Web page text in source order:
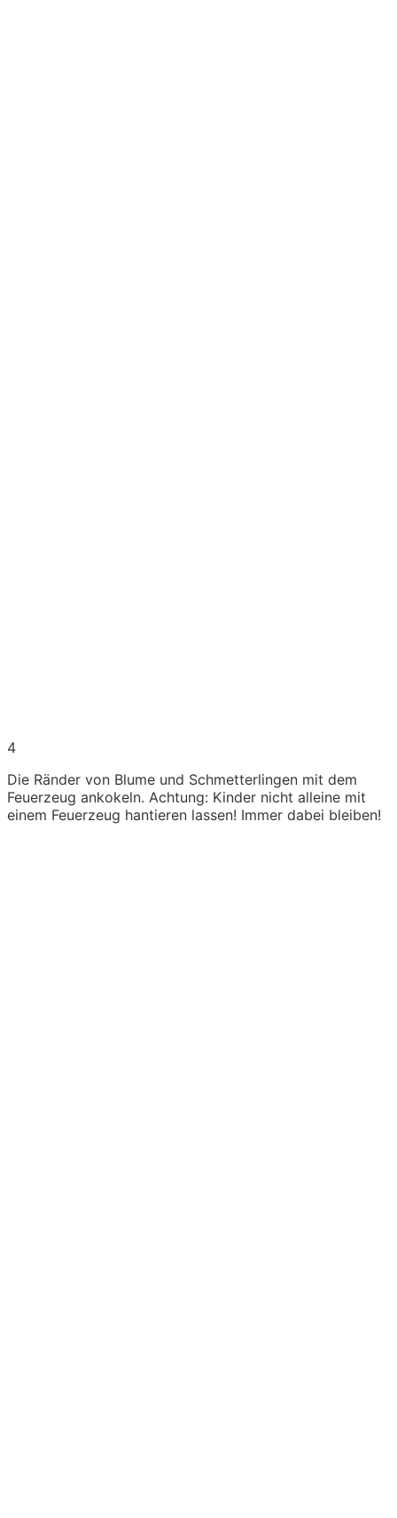
4
Die Ränder von Blume und Schmetterlingen mit dem
Feuerzeug ankokeln. Achtung: Kinder nicht alleine mit
einem Feuerzeug hantieren lassen! Immer dabei bleiben!